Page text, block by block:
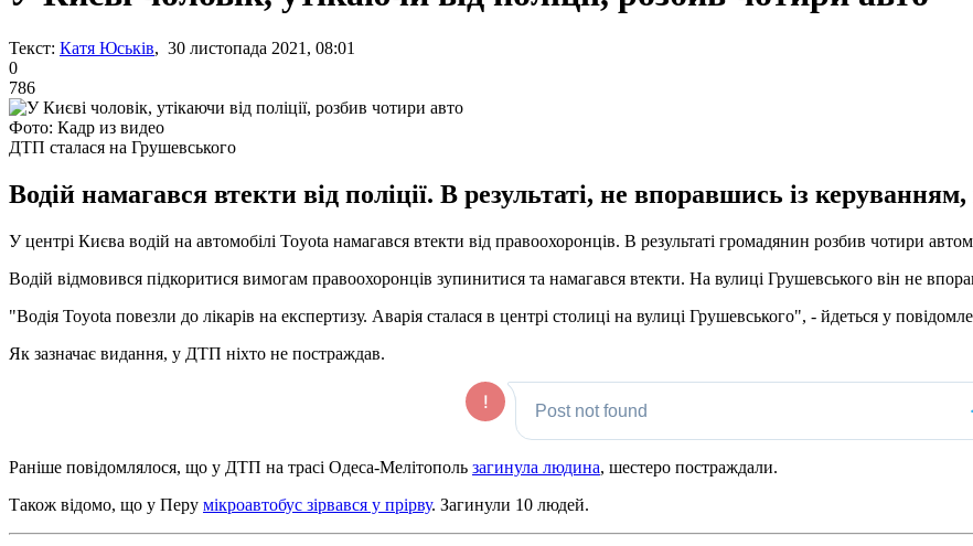
Текст: Катя Юськів, 30 листопада 2021, 08:01
0
786
Фото: Кадр из видео
ДТП сталася на Грушевського
Водій намагався втекти від поліції. В результаті, не впоравшись із
У центрі Києва водій на автомобілі Toyota намагався втекти від правоохоронців. В результаті громадянин розбив чотири
Водій відмовився підкоритися вимогам правоохоронців зупинитися та намагався втекти. На вулиці Грушевського він не
"Водія Toyota повезли до лікарів на експертизу. Аварія сталася в центрі столиці на вулиці Грушевського", - йдеться у
Як зазначає видання, у ДТП ніхто не постраждав.
Раніше повідомлялося, що у ДТП на трасі Одеса-Мелітополь загинула людина, шестеро постраждали.
Також відомо, що у Перу мікроавтобус зірвався у прірву. Загинули 10 людей.